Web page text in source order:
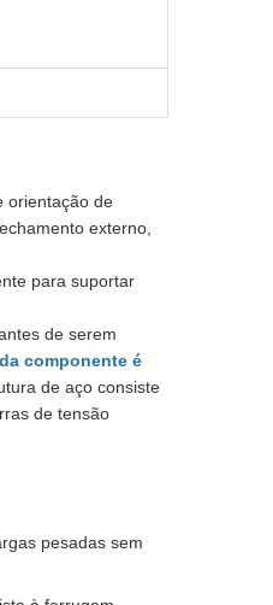
orientação de
externo,
para suportar
de serem
componente é
de aço consiste
de tensão
pesadas sem